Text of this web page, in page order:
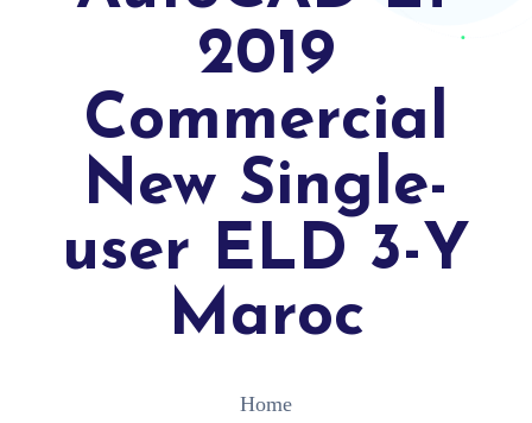
2019
Commercial
New Single-
user ELD 3-Y
Maroc
Home